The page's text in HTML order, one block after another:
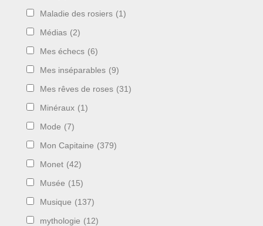
Maladie des rosiers (1)
Médias (2)
Mes échecs (6)
Mes inséparables (9)
Mes rêves de roses (31)
Minéraux (1)
Mode (7)
Mon Capitaine (379)
Monet (42)
Musée (15)
Musique (137)
mythologie (12)